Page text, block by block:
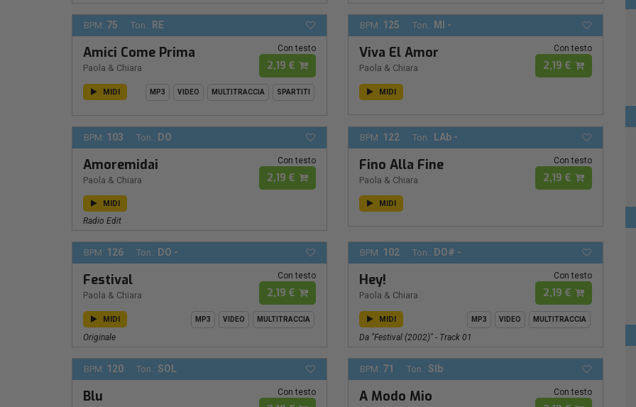
BPM: 75 Ton.: RE
Amici Come Prima
Paola & Chiara
Con testo
2,19 €
MIDI MP3 VIDEO MULTITRACCIA SPARTITI
BPM: 125 Ton.: MI -
Viva El Amor
Paola & Chiara
Con testo
2,19 €
MIDI
BPM: 103 Ton.: DO
Amoremidai
Paola & Chiara
Con testo
2,19 €
MIDI
Radio Edit
BPM: 122 Ton.: LAb -
Fino Alla Fine
Paola & Chiara
Con testo
2,19 €
MIDI
BPM: 126 Ton.: DO -
Festival
Paola & Chiara
Con testo
2,19 €
MIDI MP3 VIDEO MULTITRACCIA
Originale
BPM: 102 Ton.: DO# -
Hey!
Paola & Chiara
Con testo
2,19 €
MIDI MP3 VIDEO MULTITRACCIA
Da "Festival (2002)" - Track 01
BPM: 120 Ton.: SOL
Blu Con testo
BPM: 71 Ton.: SIb
A Modo Mio Con testo